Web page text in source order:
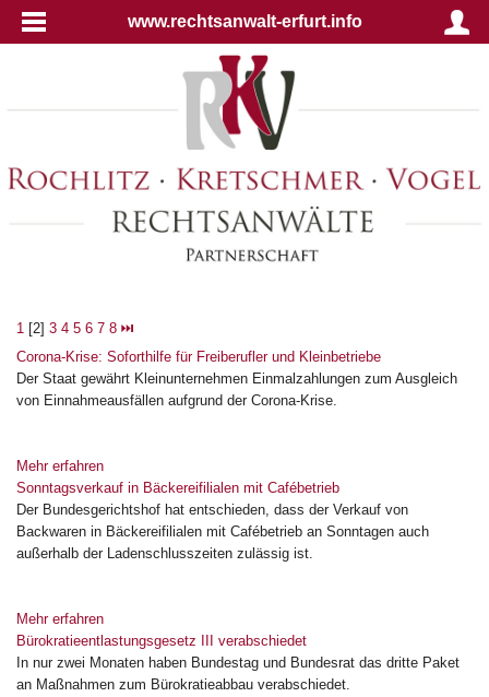
www.rechtsanwalt-erfurt.info
1 [2] 3 4 5 6 7 8 ⏭
Corona-Krise: Soforthilfe für Freiberufler und Kleinbetriebe
Der Staat gewährt Kleinunternehmen Einmalzahlungen zum Ausgleich
von Einnahmeausfällen aufgrund der Corona-Krise.
Mehr erfahren
Sonntagsverkauf in Bäckereifilialen mit Cafébetrieb
Der Bundesgerichtshof hat entschieden, dass der Verkauf von
Backwaren in Bäckereifilialen mit Cafébetrieb an Sonntagen auch
außerhalb der Ladenschlusszeiten zulässig ist.
Mehr erfahren
Bürokratieentlastungsgesetz III verabschiedet
In nur zwei Monaten haben Bundestag und Bundesrat das dritte Paket
an Maßnahmen zum Bürokratieabbau verabschiedet.